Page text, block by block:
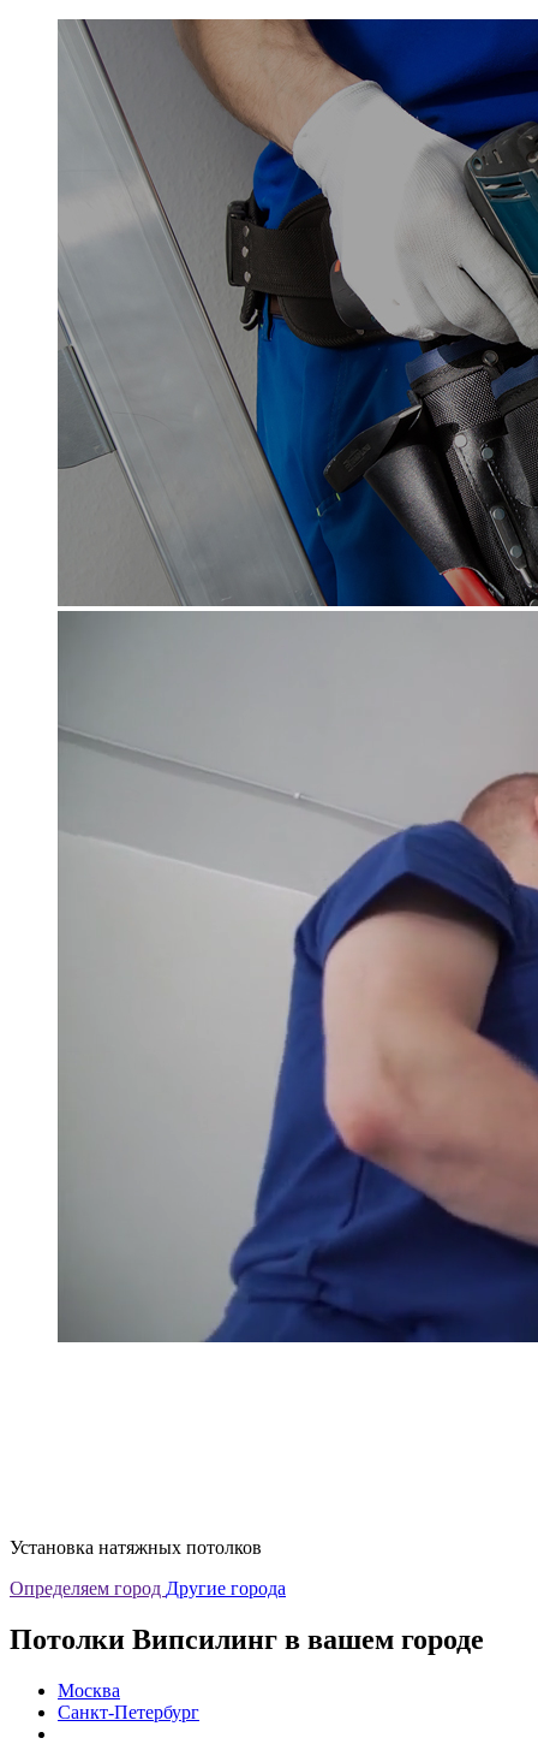
Установка натяжных потолков
Определяем город Другие города
Потолки Випсилинг в вашем городе
Москва
Санкт-Петербург